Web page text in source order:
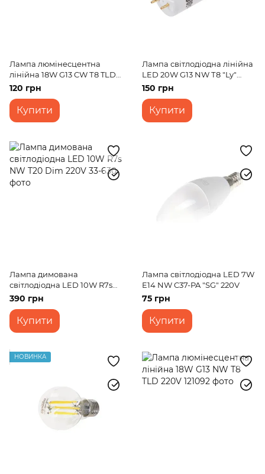
Лампа люмінесцентна
лінійна 18W G13 CW Т8 TLD
220V
120 грн
Купити
Лампа світлодіодна лінійна
LED 20W G13 NW Т8 "Ly"
220V
150 грн
Купити
Лампа димована
світлодіодна LED 10W R7s
NW T20 Dim 220V
390 грн
Купити
Лампа світлодіодна LED 7W
E14 NW C37-PA "SG" 220V
75 грн
Купити
НОВИНКА